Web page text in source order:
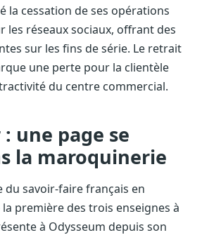
la cessation de ses opérations
les réseaux sociaux, offrant des
sur les fins de série. Le retrait
une perte pour la clientèle
du centre commercial.
une page se
la maroquinerie
du savoir-faire français en
première des trois enseignes à
à Odysseum depuis son